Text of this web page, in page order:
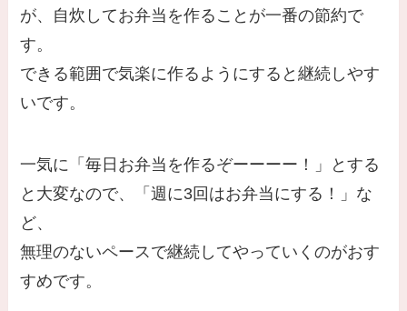
が、自炊してお弁当を作ることが一番の節約で
す。
できる範囲で気楽に作るようにすると継続しやす
いです。
一気に「毎日お弁当を作るぞーーーー！」とする
と大変なので、「週に3回はお弁当にする！」な
ど、
無理のないペースで継続してやっていくのがおす
すめです。